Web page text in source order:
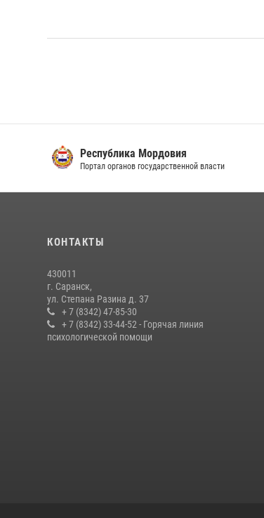
Республика Мордовия
Портал органов государственной власти
КОНТАКТЫ
430011
г. Саранск,
ул. Степана Разина д. 37
+ 7 (8342) 47-85-30
+ 7 (8342) 33-44-52 - Горячая линия
психологической помощи